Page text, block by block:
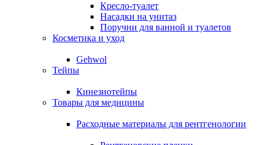
Кресло-туалет
Насадки на унитаз
Поручни для ванной и туалетов
Косметика и уход
Gehwol
Тейпы
Кинезиотейпы
Товары для медицины
Расходные материалы для рентгенологии